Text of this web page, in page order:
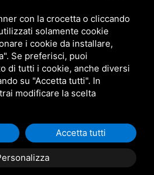
reCAPTCHA v3, Privacy Policy
con la crocetta o cliccando
solamente cookie
i cookie da installare,
Se preferisci, puoi
di tutti i cookie, anche diversi
su "Accetta tutti". In
modificare la scelta
Accetta tutti